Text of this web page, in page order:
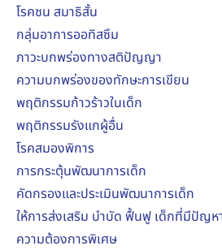
โรคซน สมาธิสั้น
กลุ่มอาการออทิสซึม
ภาวะบกพร่องทางสติปัญญา
ความบกพร่องของทักษะการเขียน
พฤติกรรมก้าวร้าวในเด็ก
พฤติกรรมรังแกผู้อื่น
โรคสมองพิการ
การกระตุ้นพัฒนาการเด็ก
คัดกรองและประเมินพัฒนาการเด็ก
ให้การส่งเสริม บำบัด ฟื้นฟู เด็กที่มีปัญห
ความต้องการพิเศษ